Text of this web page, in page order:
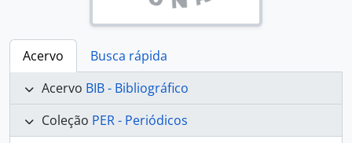
Acervo
Busca rápida
Acervo BIB - Bibliográfico
Coleção PER - Periódicos